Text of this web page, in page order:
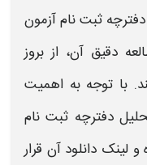
دفترچه ثبت نام آزمون
دقیق آن، از بروز
با توجه به اهمیت
دفترچه ثبت نام
و لینک دانلودآن قرار